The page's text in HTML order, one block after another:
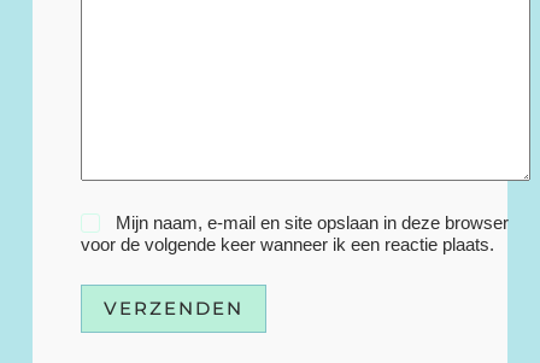
Mijn naam, e-mail en site opslaan in deze browser
voor de volgende keer wanneer ik een reactie plaats.
VERZENDEN